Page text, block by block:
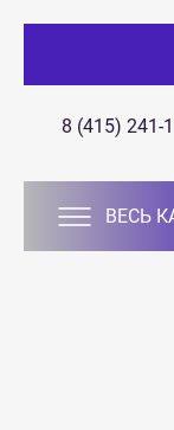
8 (415) 241-
ВЕСЬ